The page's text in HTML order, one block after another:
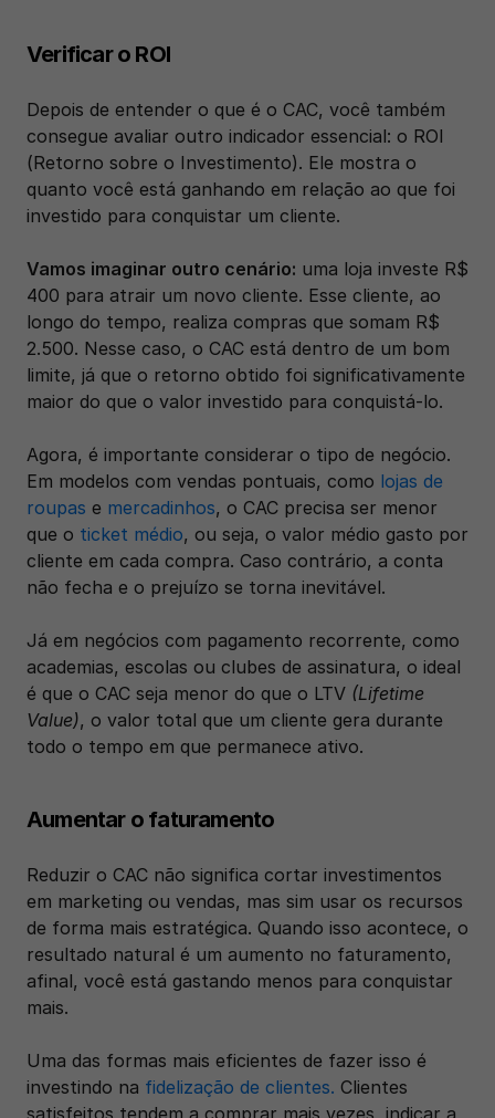
Verificar o ROI
Depois de entender o que é o CAC, você também
consegue avaliar outro indicador essencial: o ROI
(Retorno sobre o Investimento). Ele mostra o
quanto você está ganhando em relação ao que foi
investido para conquistar um cliente.
Vamos imaginar outro cenário: uma loja investe R$
400 para atrair um novo cliente. Esse cliente, ao
longo do tempo, realiza compras que somam R$
2.500. Nesse caso, o CAC está dentro de um bom
limite, já que o retorno obtido foi significativamente
maior do que o valor investido para conquistá-lo.
Agora, é importante considerar o tipo de negócio.
Em modelos com vendas pontuais, como lojas de
roupas e mercadinhos, o CAC precisa ser menor
que o ticket médio, ou seja, o valor médio gasto por
cliente em cada compra. Caso contrário, a conta
não fecha e o prejuízo se torna inevitável.
Já em negócios com pagamento recorrente, como
academias, escolas ou clubes de assinatura, o ideal
é que o CAC seja menor do que o LTV (Lifetime
Value), o valor total que um cliente gera durante
todo o tempo em que permanece ativo.
Aumentar o faturamento
Reduzir o CAC não significa cortar investimentos
em marketing ou vendas, mas sim usar os recursos
de forma mais estratégica. Quando isso acontece, o
resultado natural é um aumento no faturamento,
afinal, você está gastando menos para conquistar
mais.
Uma das formas mais eficientes de fazer isso é
investindo na fidelização de clientes. Clientes
satisfeitos tendem a comprar mais vezes, indicar a